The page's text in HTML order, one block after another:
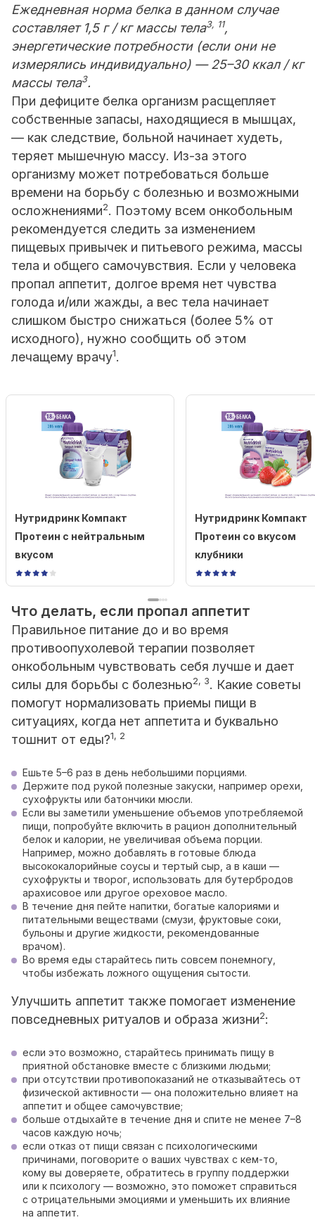
Ежедневная норма белка в данном случае
составляет 1,5 г / кг массы тела3, 11,
энергетические потребности (если они не
измерялись индивидуально) — 25–30 ккал / кг
массы тела3.
При дефиците белка организм расщепляет
собственные запасы, находящиеся в мышцах,
— как следствие, больной начинает худеть,
теряет мышечную массу. Из-за этого
организму может потребоваться больше
времени на борьбу с болезнью и возможными
осложнениями2. Поэтому всем онкобольным
рекомендуется следить за изменением
пищевых привычек и питьевого режима, массы
тела и общего самочувствия. Если у человека
пропал аппетит, долгое время нет чувства
голода и/или жажды, а вес тела начинает
слишком быстро снижаться (более 5% от
исходного), нужно сообщить об этом
лечащему врачу1.
Нутридринк Компакт
Протеин с нейтральным
вкусом
Нутридринк Компакт
Протеин со вкусом
клубники
Что делать, если пропал аппетит
Правильное питание до и во время
противоопухолевой терапии позволяет
онкобольным чувствовать себя лучше и дает
силы для борьбы с болезнью2, 3. Какие советы
помогут нормализовать приемы пищи в
ситуациях, когда нет аппетита и буквально
тошнит от еды?1, 2
Ешьте 5–6 раз в день небольшими порциями.
Держите под рукой полезные закуски, например орехи,
сухофрукты или батончики мюсли.
Если вы заметили уменьшение объемов употребляемой
пищи, попробуйте включить в рацион дополнительный
белок и калории, не увеличивая объема порции.
Например, можно добавлять в готовые блюда
высококалорийные соусы и тертый сыр, а в каши —
сухофрукты и творог, использовать для бутербродов
арахисовое или другое ореховое масло.
В течение дня пейте напитки, богатые калориями и
питательными веществами (смузи, фруктовые соки,
бульоны и другие жидкости, рекомендованные
врачом).
Во время еды старайтесь пить совсем понемногу,
чтобы избежать ложного ощущения сытости.
Улучшить аппетит также помогает изменение
повседневных ритуалов и образа жизни2:
если это возможно, старайтесь принимать пищу в
приятной обстановке вместе с близкими людьми;
при отсутствии противопоказаний не отказывайтесь от
физической активности — она положительно влияет на
аппетит и общее самочувствие;
больше отдыхайте в течение дня и спите не менее 7–8
часов каждую ночь;
если отказ от пищи связан с психологическими
причинами, поговорите о ваших чувствах с кем-то,
кому вы доверяете, обратитесь в группу поддержки
или к психологу — возможно, это поможет справиться
с отрицательными эмоциями и уменьшить их влияние
на аппетит.